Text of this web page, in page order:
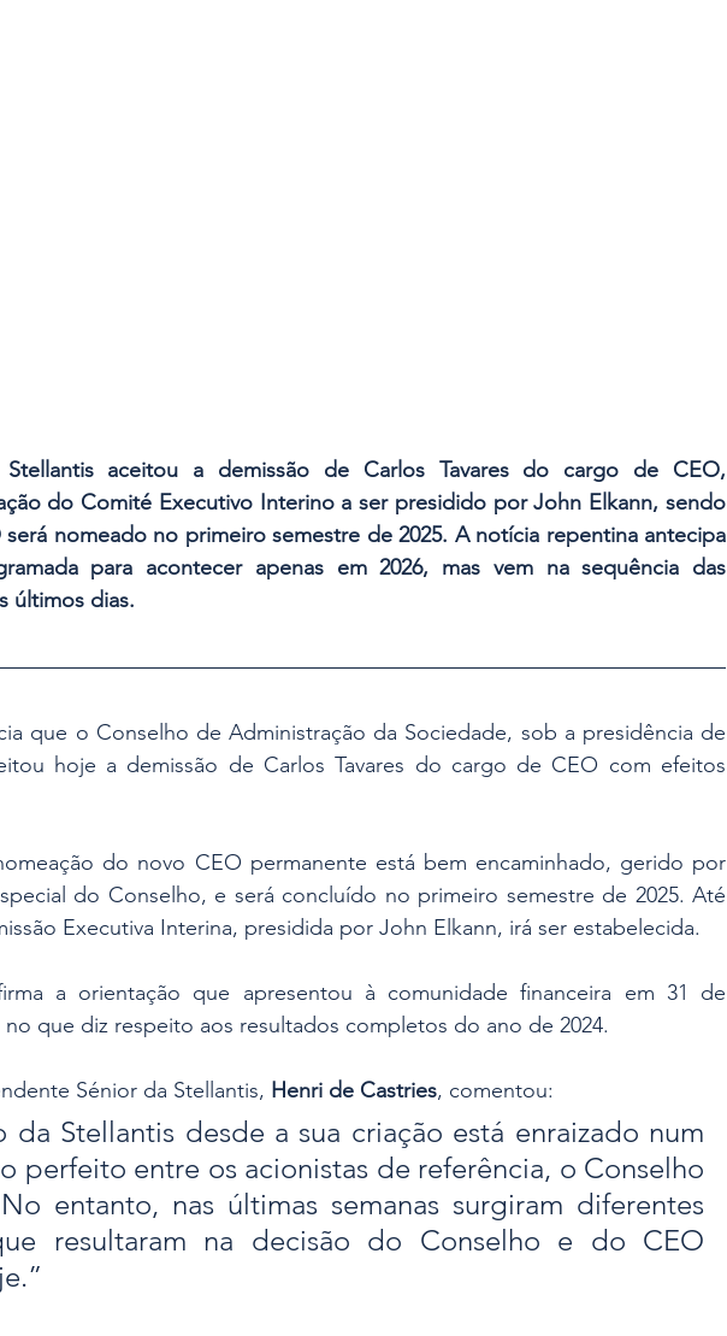
aceitou a demissão de Carlos Tavares do cargo de CEO,
do Comité Executivo Interino a ser presidido por John Elkann, sendo
nomeado no primeiro semestre de 2025. A notícia repentina antecipa
para acontecer apenas em 2026, mas vem na sequência das
últimos dias.
que o Conselho de Administração da Sociedade, sob a presidência de
hoje a demissão de Carlos Tavares do cargo de CEO com efeitos
do novo CEO permanente está bem encaminhado, gerido por
do Conselho, e será concluído no primeiro semestre de 2025. Até
Executiva Interina, presidida por John Elkann, irá ser estabelecida.
a orientação que apresentou à comunidade financeira em 31 de
que diz respeito aos resultados completos do ano de 2024.
Sénior da Stellantis, Henri de Castries, comentou:
da Stellantis desde a sua criação está enraizado num
perfeito entre os acionistas de referência, o Conselho
entanto, nas últimas semanas surgiram diferentes
resultaram na decisão do Conselho e do CEO